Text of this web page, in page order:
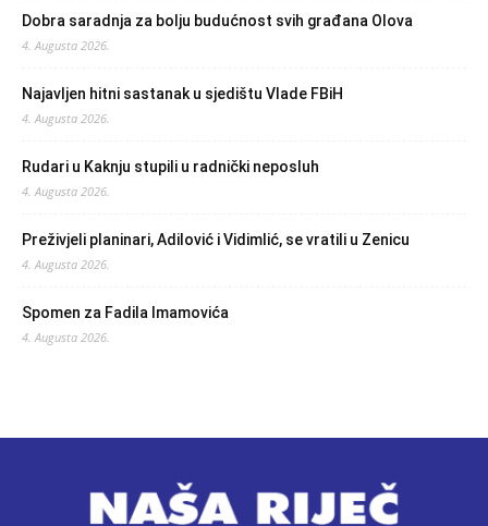
Dobra saradnja za bolju budućnost svih građana Olova
4. Augusta 2026.
Najavljen hitni sastanak u sjedištu Vlade FBiH
4. Augusta 2026.
Rudari u Kaknju stupili u radnički neposluh
4. Augusta 2026.
Preživjeli planinari, Adilović i Vidimlić, se vratili u Zenicu
4. Augusta 2026.
Spomen za Fadila Imamovića
4. Augusta 2026.